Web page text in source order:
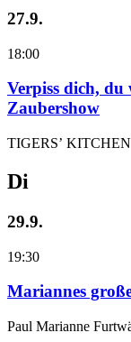
27.9.
18:00
Verpiss dich, du
Zaubershow
TIGERS’ KITCHEN
Di
29.9.
19:30
Mariannes
Paul Marianne